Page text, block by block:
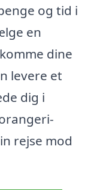
og tid i
en
dine
levere et
dig i
rejse mod